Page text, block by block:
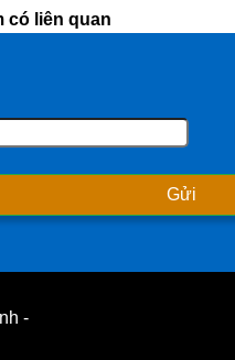
có liên quan